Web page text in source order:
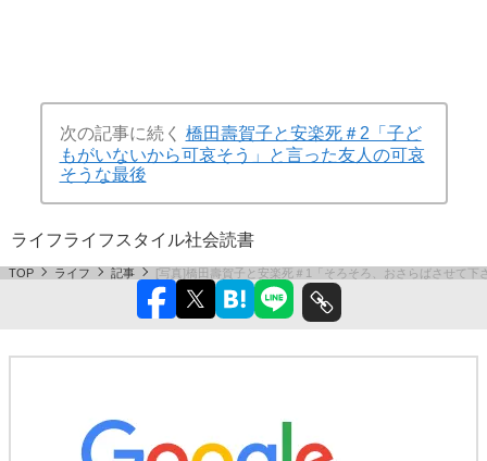
次の記事に続く 橋田壽賀子と安楽死＃2「子ど
もがいないから可哀そう」と言った友人の可哀
そうな最後
ライフライフスタイル社会読書
TOP ライフ 記事 [写真]橋田壽賀子と安楽死＃1「そろそろ、おさらばさせて下